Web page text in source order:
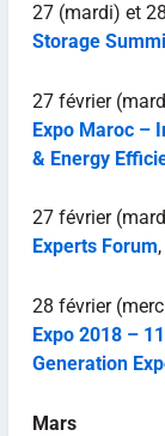
27 (mardi) et
Storage
27 février
Expo Maroc –
& Energy
27 février
Experts Forum
28 février
Expo 2018 –
Generation
Mars